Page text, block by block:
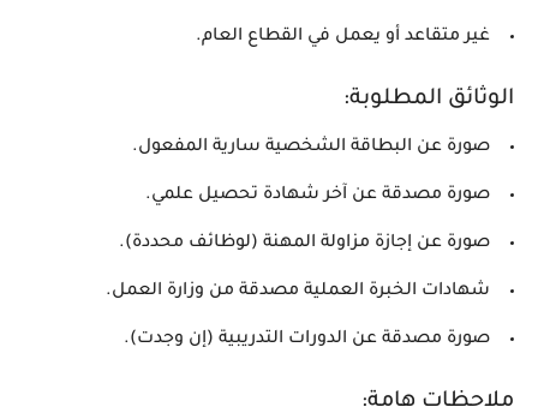
غير متقاعد أو يعمل في القطاع العام.
الوثائق المطلوبة:
صورة عن البطاقة الشخصية سارية المفعول.
صورة مصدقة عن آخر شهادة تحصيل علمي.
صورة عن إجازة مزاولة المهنة (لوظائف محددة).
شهادات الخبرة العملية مصدقة من وزارة العمل.
صورة مصدقة عن الدورات التدريبية (إن وجدت).
ملاحظات هامة: